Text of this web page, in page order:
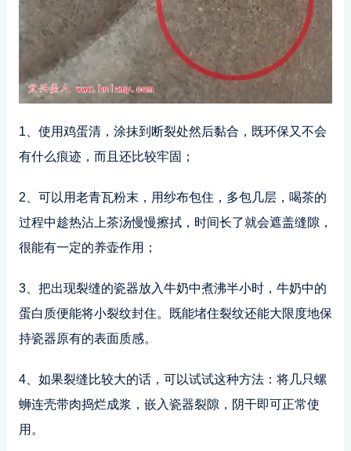
1、使用鸡蛋清，涂抹到断裂处然后黏合，既环保又不会
有什么痕迹，而且还比较牢固；
2、可以用老青瓦粉末，用纱布包住，多包几层，喝茶的
过程中趁热沾上茶汤慢慢擦拭，时间长了就会遮盖缝隙，
很能有一定的养壶作用；
3、把出现裂缝的瓷器放入牛奶中煮沸半小时，牛奶中的
蛋白质便能将小裂纹封住。既能堵住裂纹还能大限度地保
持瓷器原有的表面质感。
4、如果裂缝比较大的话，可以试试这种方法：将几只螺
蛳连壳带肉捣烂成浆，嵌入瓷器裂隙，阴干即可正常使
用。